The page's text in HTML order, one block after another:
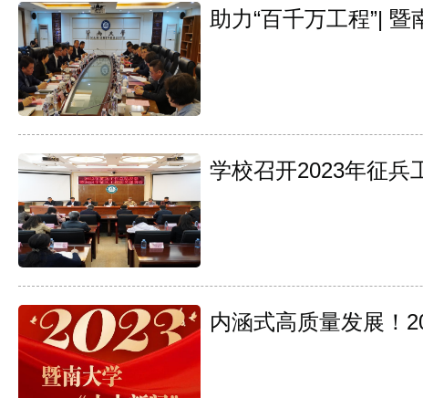
助力“百千万工程”|
学校召开2023年征兵
内涵式高质量发展！